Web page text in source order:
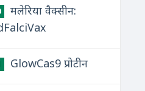
मलेरिया वैक्सीन:
GlowCas9 प्रोटीन